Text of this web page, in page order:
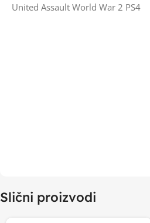
United Assault World War 2 PS4
Slični proizvodi